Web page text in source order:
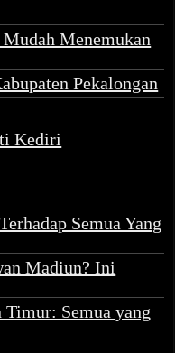
Menemukan
Pekalongan
Kediri
Semua Yang
Madiun? Ini
Timur: Semua yang